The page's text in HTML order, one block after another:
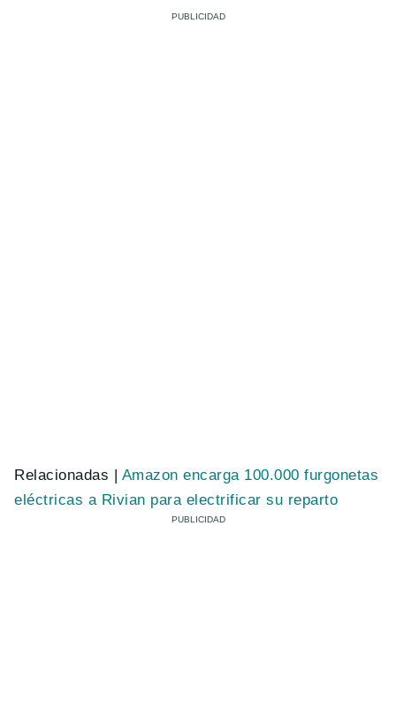
Relacionadas | Amazon encarga 100.000 furgonetas
eléctricas a Rivian para electrificar su reparto